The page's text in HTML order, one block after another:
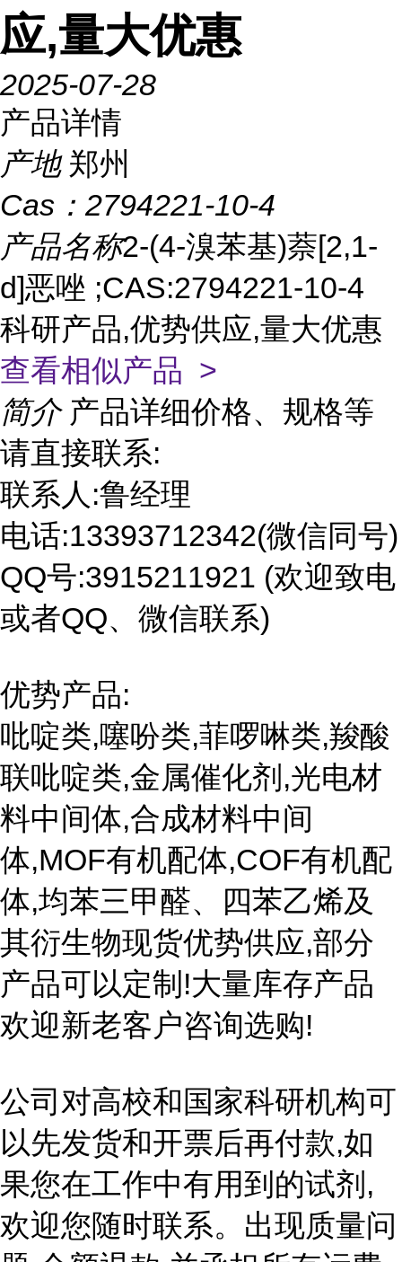
应,量大优惠
2025-07-28
产品详情
产地 郑州
Cas： 2794221-10-4
产品名称2-(4-溴苯基)萘[2,1-
d]恶唑 ;CAS:2794221-10-4
科研产品,优势供应,量大优惠
查看相似产品 >
简介 产品详细价格、规格等
请直接联系:
联系人:鲁经理
电话:13393712342(微信同号)
QQ号:3915211921 (欢迎致电
或者QQ、微信联系)
优势产品:
吡啶类,噻吩类,菲啰啉类,羧酸
联吡啶类,金属催化剂,光电材
料中间体,合成材料中间
体,MOF有机配体,COF有机配
体,均苯三甲醛、四苯乙烯及
其衍生物现货优势供应,部分
产品可以定制!大量库存产品
欢迎新老客户咨询选购!
公司对高校和国家科研机构可
以先发货和开票后再付款,如
果您在工作中有用到的试剂,
欢迎您随时联系。出现质量问